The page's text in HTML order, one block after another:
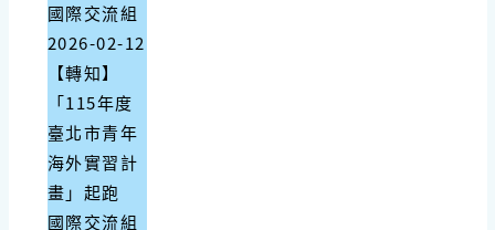
國際交流組
2026-02-12
【轉知】
「115年度
臺北市青年
海外實習計
畫」起跑
國際交流組